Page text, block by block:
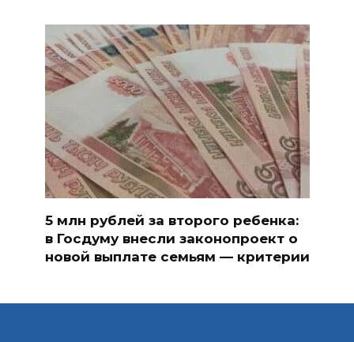
5 млн рублей за второго ребенка:
в Госдуму внесли законопроект о
новой выплате семьям — критерии